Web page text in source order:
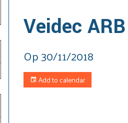
Veidec
Op 30/11/2018
Add to calendar